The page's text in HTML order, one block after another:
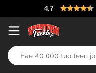
Perustuu 2732 ääneen